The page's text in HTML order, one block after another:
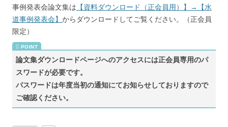
事例発表会論文集は 【資料ダウンロード（正会員用）】→【水
道事例発表会】 からダウンロードしてご覧ください。（正会員
限定）
論文集ダウンロードページへのアクセスには正会員専用のパ
スワードが必要です。
パスワードは年度当初の通知にてお知らせしておりますので
ご確認ください。